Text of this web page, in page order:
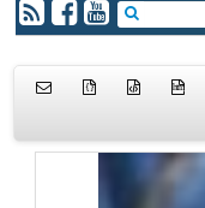
htm
{ }